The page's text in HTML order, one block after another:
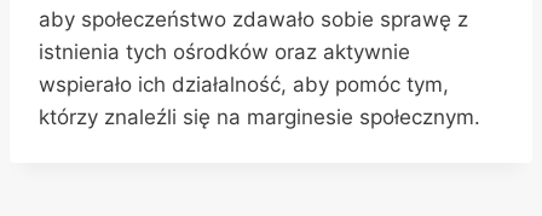
aby społeczeństwo zdawało sobie sprawę z
istnienia tych ośrodków oraz aktywnie
wspierało ich działalność, aby pomóc tym,
którzy znaleźli się na marginesie społecznym.